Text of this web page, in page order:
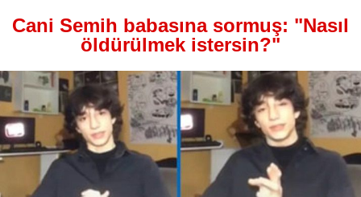
Cani Semih babasına sormuş: "Nasıl
öldürülmek istersin?"